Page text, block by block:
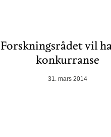
Forskningsrådet vil
konkurranse
31. mars 2014